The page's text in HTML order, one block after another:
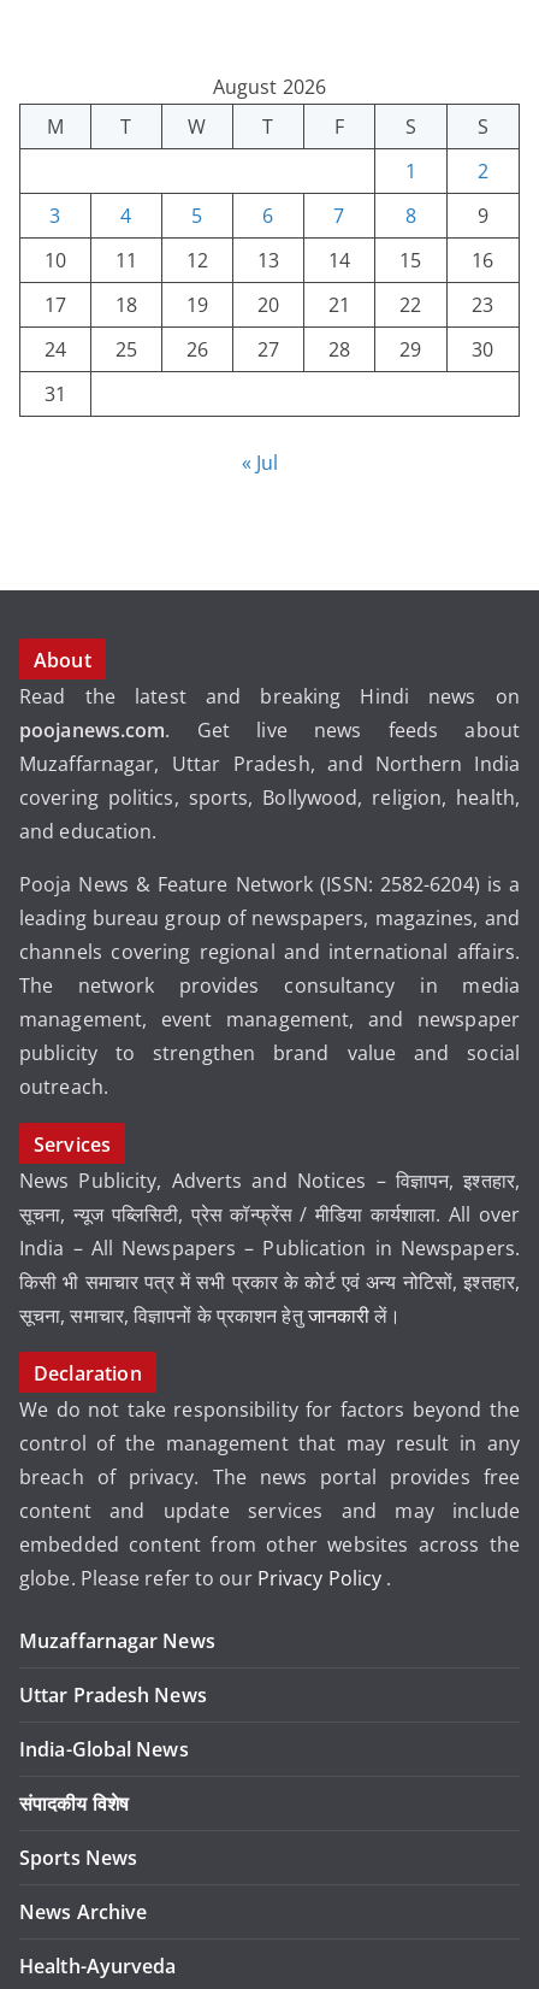
August 2026
M
T W T F S
S
1
2
3
4 5 6 7 8
9
10
11 12 13 14 15
16
17
18 19 20 21 22
23
24
25 26 27 28 29
30
31
« Jul
About
Read the latest and breaking Hindi news on
poojanews.com. Get live news feeds about
Muzaffarnagar, Uttar Pradesh, and Northern India
covering politics, sports, Bollywood, religion, health,
and education.
Pooja News & Feature Network (ISSN: 2582-6204) is a
leading bureau group of newspapers, magazines, and
channels covering regional and international affairs.
The network provides consultancy in media
management, event management, and newspaper
publicity to strengthen brand value and social
outreach.
Services
News Publicity, Adverts and Notices – विज्ञापन, इश्तहार,
सूचना, न्यूज पब्लिसिटी, प्रेस कॉन्फ्रेंस / मीडिया कार्यशाला. All over
India – All Newspapers – Publication in Newspapers.
किसी भी समाचार पत्र में सभी प्रकार के कोर्ट एवं अन्य नोटिसों, इश्तहार,
सूचना, समाचार, विज्ञापनों के प्रकाशन हेतुजानकारीलें।
Declaration
We do not take responsibility for factors beyond the
control of the management that may result in any
breach of privacy. The news portal provides free
content and update services and may include
embedded content from other websites across the
globe. Please refer to our Privacy Policy .
Muzaffarnagar News
Uttar Pradesh News
India-Global News
संपादकीय विशेष
Sports News
News Archive
Health-Ayurveda